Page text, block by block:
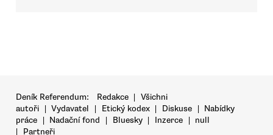
Deník Referendum: Redakce | Všichni
autoři | Vydavatel | Etický kodex | Diskuse | Nabídky
práce | Nadační fond | Bluesky | Inzerce | null
|
Partneři